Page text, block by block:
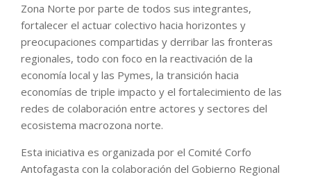
Zona Norte por parte de todos sus integrantes,
fortalecer el actuar colectivo hacia horizontes y
preocupaciones compartidas y derribar las fronteras
regionales, todo con foco en la reactivación de la
economía local y las Pymes, la transición hacia
economías de triple impacto y el fortalecimiento de las
redes de colaboración entre actores y sectores del
ecosistema macrozona norte.
Esta iniciativa es organizada por el Comité Corfo
Antofagasta con la colaboración del Gobierno Regional